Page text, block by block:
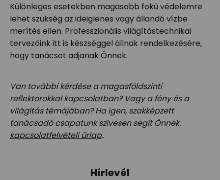
Különleges esetekben magasabb fokú védelemre
lehet szükség az ideiglenes vagy állandó vízbe
merítés ellen. Professzionális világítástechnikai
tervezőink itt is készséggel állnak rendelkezésére,
hogy tanácsot adjanak Önnek.
Van további kérdése a magasföldszinti
reflektorokkal kapcsolatban? Vagy a fény és a
világítás témájában? Ha igen, szakképzett
tanácsadó csapatunk szívesen segít Önnek:
kapcsolatfelvételi űrlap..
Hírlevél